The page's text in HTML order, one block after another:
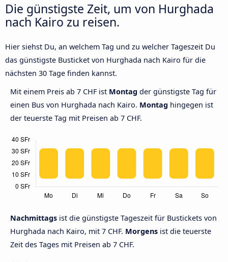
Die günstigste Zeit, um von Hurghada
nach Kairo zu reisen.
Hier siehst Du, an welchem Tag und zu welcher Tageszeit Du
das günstigste Busticket von Hurghada nach Kairo für die
nächsten 30 Tage finden kannst.
Mit einem Preis ab 7 CHF ist Montag der günstigste Tag für
einen Bus von Hurghada nach Kairo. Montag hingegen ist
der teuerste Tag mit Preisen ab 7 CHF.
Nachmittags ist die günstigste Tageszeit für Bustickets von
Hurghada nach Kairo, mit 7 CHF. Morgens ist die teuerste
Zeit des Tages mit Preisen ab 7 CHF.